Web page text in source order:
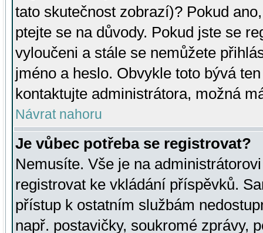
tato skutečnost zobrazí)? Pokud
ptejte se na důvody. Pokud jste se
vyloučeni a stále se nemůžete
jméno a heslo. Obvykle toto bývá
kontaktujte administrátora, možná
Návrat nahoru
Je vůbec potřeba se registrovat?
Nemusíte. Vše je na
registrovat ke vkládání příspěvků.
přístup k ostatním službám
např. postavičky, soukromé zprávy,